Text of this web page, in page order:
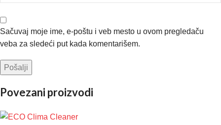
Sačuvaj moje ime, e-poštu i veb mesto u ovom pregledaču
veba za sledeći put kada komentarišem.
Povezani proizvodi